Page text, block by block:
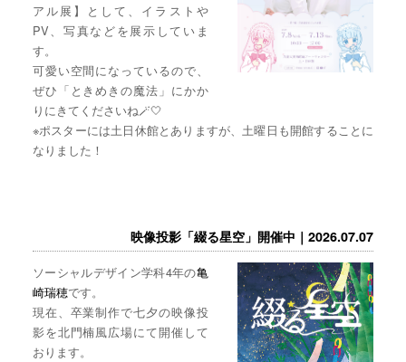
アル展】として、イラストや
PV、写真などを展示していま
す。
可愛い空間になっているので、
ぜひ「ときめきの魔法」にかか
りにきてくださいね🪄🤍
※ポスターには土日休館とありますが、土曜日も開館することに
なりました！
映像投影「綴る星空」開催中｜2026.07.07
ソーシャルデザイン学科4年の亀
崎瑞穂です。
現在、卒業制作で七夕の映像投
影を北門楠風広場にて開催して
おります。